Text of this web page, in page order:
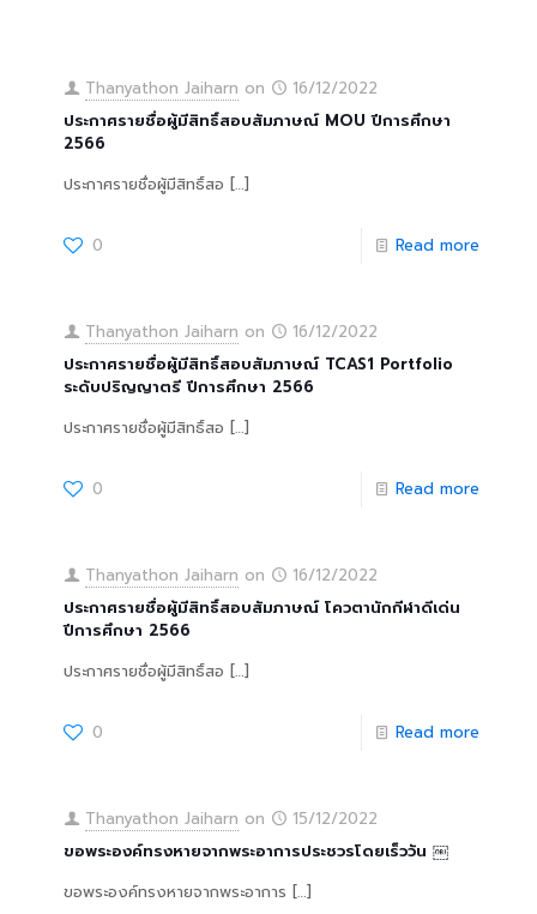
Thanyathon Jaiharn on
16/12/2022
ประกาศรายชื่อผู้มีสิทธิ์สอบสัมภาษณ์ MOU ปีการศึกษา
2566
ประกาศรายชื่อผู้มีสิทธิ์สอ […]
0 Read more
Thanyathon Jaiharn on
16/12/2022
ประกาศรายชื่อผู้มีสิทธิ์สอบสัมภาษณ์ TCAS1 Portfolio
ระดับปริญญาตรี ปีการศึกษา 2566
ประกาศรายชื่อผู้มีสิทธิ์สอ […]
0 Read more
Thanyathon Jaiharn on
16/12/2022
ประกาศรายชื่อผู้มีสิทธิ์สอบสัมภาษณ์ โควตานักกีฬาดีเด่น
ปีการศึกษา 2566
ประกาศรายชื่อผู้มีสิทธิ์สอ […]
0 Read more
Thanyathon Jaiharn on
15/12/2022
ขอพระองค์ทรงหายจากพระอาการประชวรโดยเร็ววัน ￼
ขอพระองค์ทรงหายจากพระอาการ […]